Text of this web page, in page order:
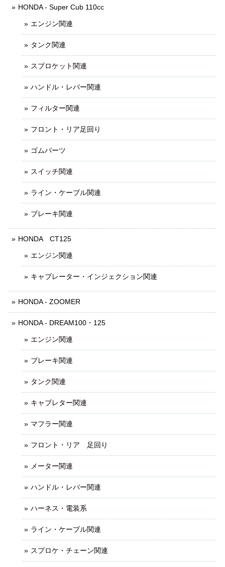
HONDA - Super Cub 110cc
エンジン関連
タンク関連
スプロケット関連
ハンドル・レバー関連
フィルター関連
フロント・リア足回り
ゴムパーツ
スイッチ関連
ライン・ケーブル関連
ブレーキ関連
HONDA CT125
エンジン関連
キャブレーター・インジェクション関連
HONDA - ZOOMER
HONDA - DREAM100・125
エンジン関連
ブレーキ関連
タンク関連
キャブレター関連
マフラー関連
フロント・リア 足回り
メーター関連
ハンドル・レバー関連
ハーネス・電装系
ライン・ケーブル関連
スプロケ・チェーン関連